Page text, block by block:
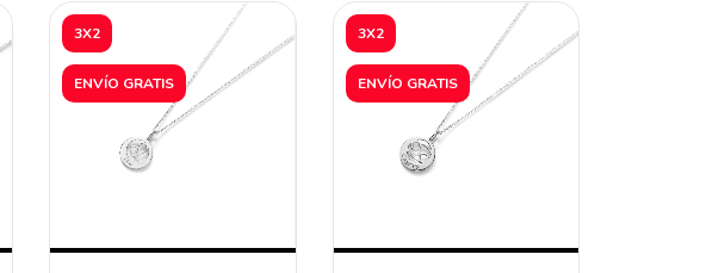
3X2
ENVÍO GRATIS
3X2
ENVÍO GRATIS